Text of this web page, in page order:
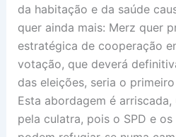
da habitação e da saúde
quer ainda mais: Merz quer
estratégica de cooperação
votação, que deverá
das eleições, seria o
Esta abordagem é
pela culatra, pois o SPD e